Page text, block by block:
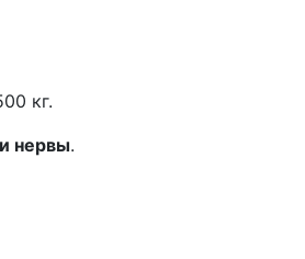
кг.
нервы.